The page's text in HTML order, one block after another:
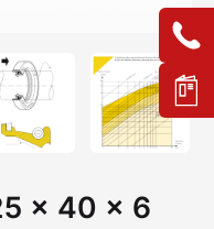
x 40 x 6